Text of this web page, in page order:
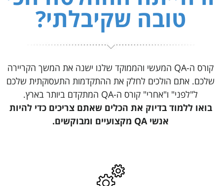
טובה שקיבלתי?
קורס ה-QA המעשי והממוקד שלנו ישנה את המשך הקריירה
שלכם. אתם הולכים לחלק את ההתקדמות התעסוקתית שלכם
ל"לפני" ו"אחרי" קורס ה-QA המתקדם ביותר בארץ.
בואו ללמוד בדיוק את הכלים שאתם צריכים כדי להיות
אנשי QA מקצועיים ומבוקשים.